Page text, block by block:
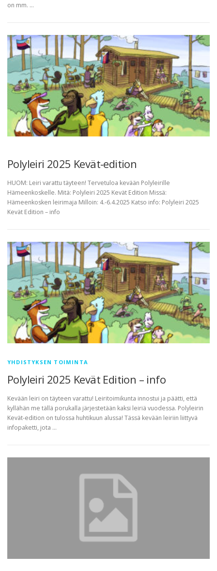
on mm. …
Polyleiri 2025 Kevät-edition
HUOM: Leiri varattu täyteen! Tervetuloa kevään Polyleirille
Hämeenkoskelle. Mitä: Polyleiri 2025 Kevät Edition Missä:
Hämeenkosken leirimaja Milloin: 4.-6.4.2025 Katso info: Polyleiri 2025
Kevät Edition – info
YHDISTYKSEN TOIMINTA
Polyleiri 2025 Kevät Edition – info
Kevään leiri on täyteen varattu! Leiritoimikunta innostui ja päätti, että
kyllähän me tällä porukalla järjestetään kaksi leiriä vuodessa. Polyleirin
Kevät-edition on tulossa huhtikuun alussa! Tässä kevään leiriin liittyvä
infopaketti, jota …